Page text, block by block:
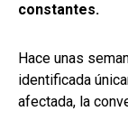
constantes.
Hace unas
identificada
afectada, la